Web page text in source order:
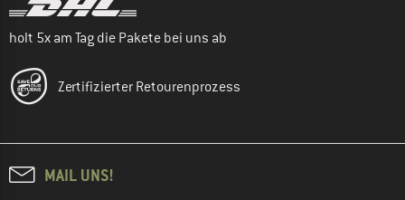
holt 5x am Tag die Pakete bei uns ab
Zertifizierter Retourenprozess
MAIL UNS!